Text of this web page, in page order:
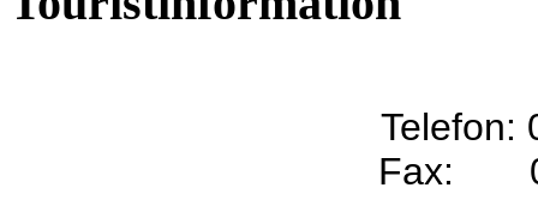
Telefon:
Fax: